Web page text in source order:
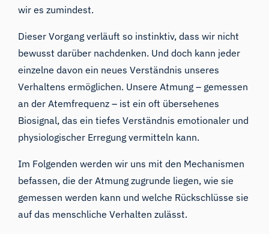
wir es zumindest.
Dieser Vorgang verläuft so instinktiv, dass wir nicht
bewusst darüber nachdenken. Und doch kann jeder
einzelne davon ein neues Verständnis unseres
Verhaltens ermöglichen. Unsere Atmung – gemessen
an der Atemfrequenz – ist ein oft übersehenes
Biosignal, das ein tiefes Verständnis emotionaler und
physiologischer Erregung vermitteln kann.
Im Folgenden werden wir uns mit den Mechanismen
befassen, die der Atmung zugrunde liegen, wie sie
gemessen werden kann und welche Rückschlüsse sie
auf das menschliche Verhalten zulässt.